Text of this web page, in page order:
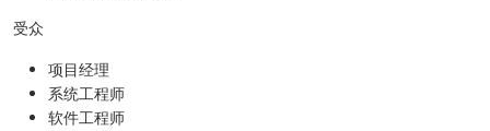
受众
项目经理
系统工程师
软件工程师